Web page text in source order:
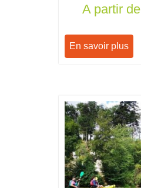
A partir de
En savoir plus